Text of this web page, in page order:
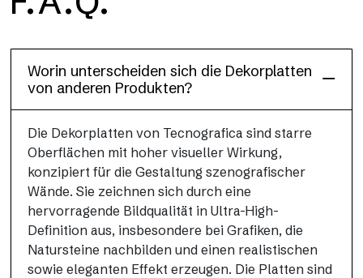
Worin unterscheiden sich die Dekorplatten
von anderen Produkten?
Die Dekorplatten von Tecnografica sind starre
Oberflächen mit hoher visueller Wirkung,
konzipiert für die Gestaltung szenografischer
Wände. Sie zeichnen sich durch eine
hervorragende Bildqualität in Ultra-High-
Definition aus, insbesondere bei Grafiken, die
Natursteine nachbilden und einen realistischen
sowie eleganten Effekt erzeugen. Die Platten sind